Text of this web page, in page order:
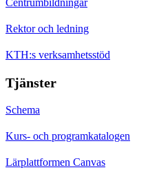
Rektor och ledning
KTH:s verksamhetsstöd
Tjänster
Schema
Kurs- och programkatalogen
Lärplattformen Canvas